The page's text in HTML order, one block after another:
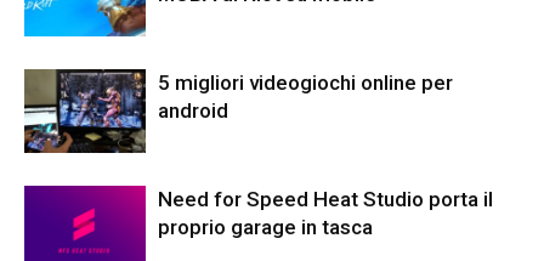
5 migliori videogiochi online per
android
Need for Speed Heat Studio porta il
proprio garage in tasca